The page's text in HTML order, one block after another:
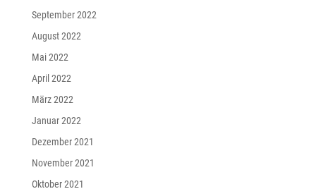
September 2022
August 2022
Mai 2022
April 2022
März 2022
Januar 2022
Dezember 2021
November 2021
Oktober 2021